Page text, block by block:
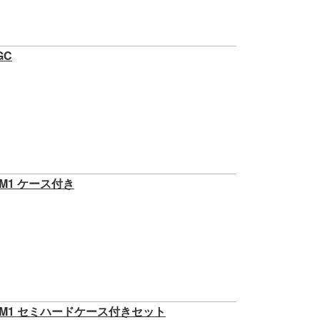
ケース付き
セミハードケース付きセット